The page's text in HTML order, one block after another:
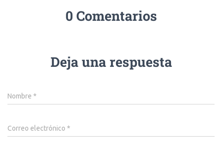
0 Comentarios
Deja una respuesta
Nombre *
Correo electrónico *